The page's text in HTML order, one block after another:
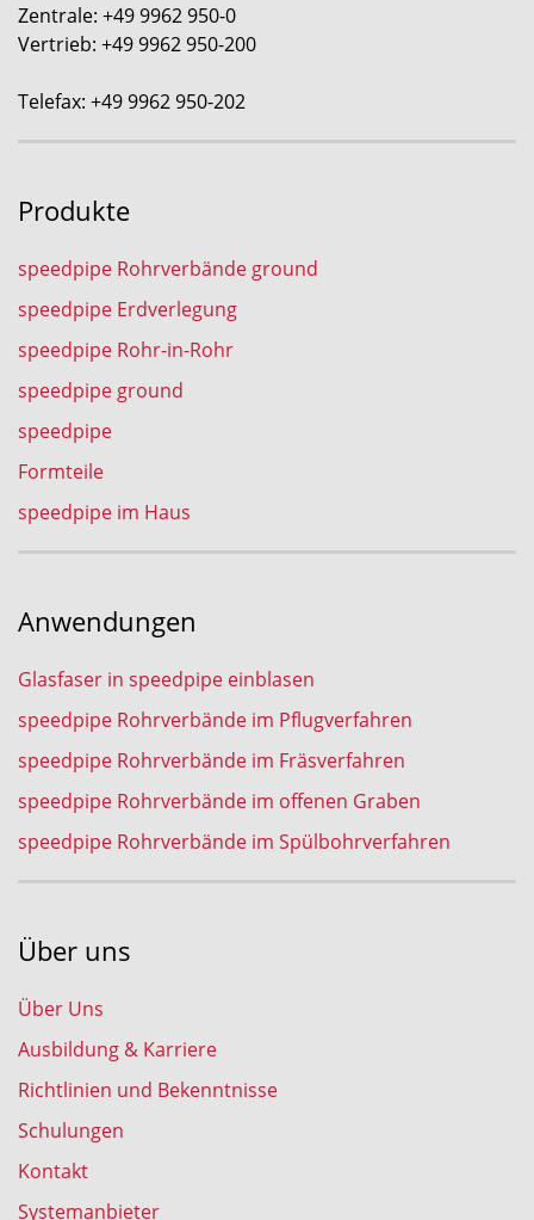
Zentrale: +49 9962 950-0
Vertrieb: +49 9962 950-200
Telefax: +49 9962 950-202
Produkte
speedpipe Rohrverbände ground
speedpipe Erdverlegung
speedpipe Rohr-in-Rohr
speedpipe ground
speedpipe
Formteile
speedpipe im Haus
Anwendungen
Glasfaser in speedpipe einblasen
speedpipe Rohrverbände im Pflugverfahren
speedpipe Rohrverbände im Fräsverfahren
speedpipe Rohrverbände im offenen Graben
speedpipe Rohrverbände im Spülbohrverfahren
Über uns
Über Uns
Ausbildung & Karriere
Richtlinien und Bekenntnisse
Schulungen
Kontakt
Systemanbieter